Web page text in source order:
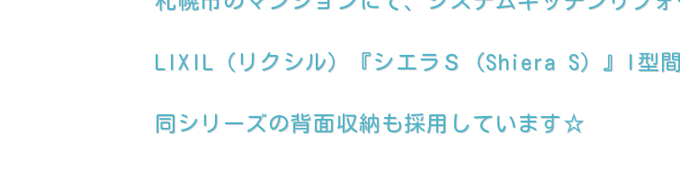
LIXIL（リクシル）『シエラＳ（Shiera S）』I型間
同シリーズの背面収納も採用しています☆